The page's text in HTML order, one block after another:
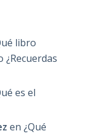
libro
¿Recuerdas
es el
en ¿Qué